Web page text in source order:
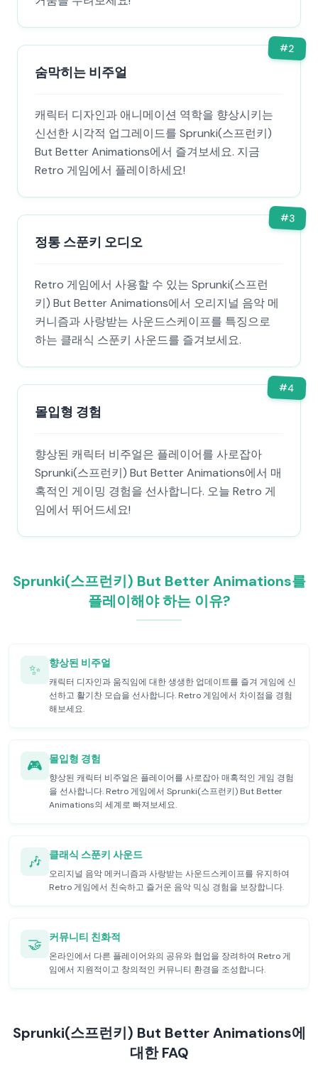
#2
숨막히는 비주얼
캐릭터 디자인과 애니메이션 역학을 향상시키는
신선한 시각적 업그레이드를 Sprunki(스프런키)
But Better Animations에서 즐겨보세요. 지금
Retro 게임에서 플레이하세요!
#3
정통 스푼키 오디오
Retro 게임에서 사용할 수 있는 Sprunki(스프런
키) But Better Animations에서 오리지널 음악 메
커니즘과 사랑받는 사운드스케이프를 특징으로
하는 클래식 스푼키 사운드를 즐겨보세요.
#4
몰입형 경험
향상된 캐릭터 비주얼은 플레이어를 사로잡아
Sprunki(스프런키) But Better Animations에서 매
혹적인 게이밍 경험을 선사합니다. 오늘 Retro 게
임에서 뛰어드세요!
Sprunki(스프런키) But Better Animations를
플레이해야 하는 이유?
✨ 향상된 비주얼
캐릭터 디자인과 움직임에 대한 생생한 업데이트를 즐겨 게임에 신
선하고 활기찬 모습을 선사합니다. Retro 게임에서 차이점을 경험
해보세요.
🎮 몰입형 경험
향상된 캐릭터 비주얼은 플레이어를 사로잡아 매혹적인 게임 경험
을 선사합니다. Retro 게임에서 Sprunki(스프런키) But Better
Animations의 세계로 빠져보세요.
🎶 클래식 스푼키 사운드
오리지널 음악 메커니즘과 사랑받는 사운드스케이프를 유지하여
Retro 게임에서 친숙하고 즐거운 음악 믹싱 경험을 보장합니다.
🤝 커뮤니티 친화적
온라인에서 다른 플레이어와의 공유와 협업을 장려하여 Retro 게
임에서 지원적이고 창의적인 커뮤니티 환경을 조성합니다.
Sprunki(스프런키) But Better Animations에
대한 FAQ